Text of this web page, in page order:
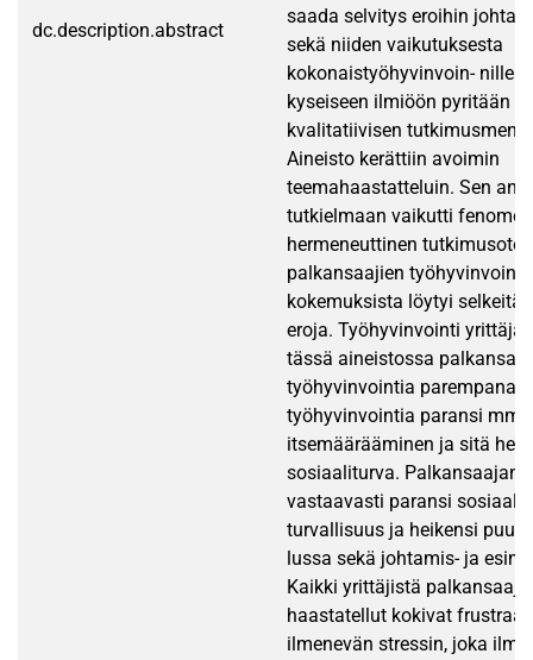
dc.description.abstract
saada selvitys eroihin
sekä niiden vaikutuksesta
kokonaistyöhyvinvoin- nille.
kyseiseen ilmiöön pyritään
kvalitatiivisen
Aineisto kerättiin avoimin
teemahaastatteluin. Sen
tutkielmaan vaikutti
hermeneuttinen
palkansaajien
kokemuksista löytyi selkeitä
eroja. Työhyvinvointi
tässä aineistossa
työhyvinvointia
työhyvinvointia paransi mm.
itsemäärääminen ja sitä
sosiaaliturva. Palkansaajan
vastaavasti paransi
turvallisuus ja heikensi
lussa sekä johtamis- ja
Kaikki yrittäjistä
haastatellut kokivat
ilmenevän stressin, joka